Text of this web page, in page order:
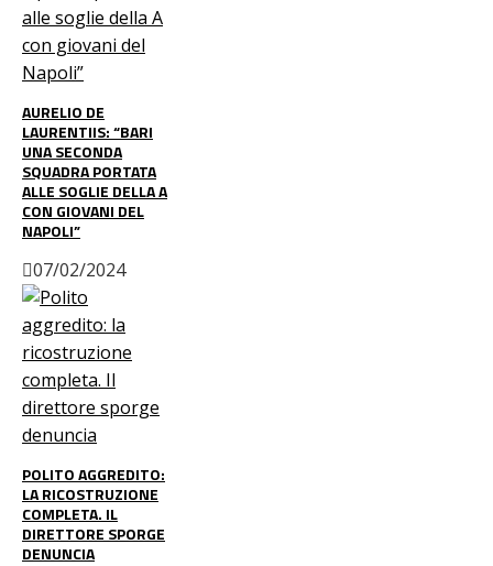
AURELIO DE
LAURENTIIS: “BARI
UNA SECONDA
SQUADRA PORTATA
ALLE SOGLIE DELLA A
CON GIOVANI DEL
NAPOLI”
07/02/2024
POLITO AGGREDITO:
LA RICOSTRUZIONE
COMPLETA. IL
DIRETTORE SPORGE
DENUNCIA